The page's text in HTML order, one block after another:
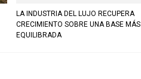
LA INDUSTRIA DEL LUJO RECUPERA
CRECIMIENTO SOBRE UNA BASE MÁS
EQUILIBRADA